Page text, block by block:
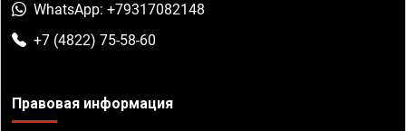
WhatsApp: +79317082148
+7 (4822) 75-58-60
Правовая информация